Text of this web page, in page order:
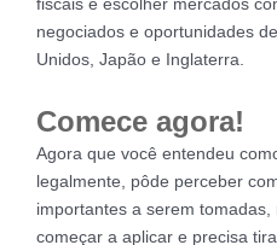
negociados e oportunidades
Unidos, Japão e Inglaterra.
Comece agora!
Agora que você entendeu
legalmente, pôde perceber
importantes a serem
começar a aplicar e precisa